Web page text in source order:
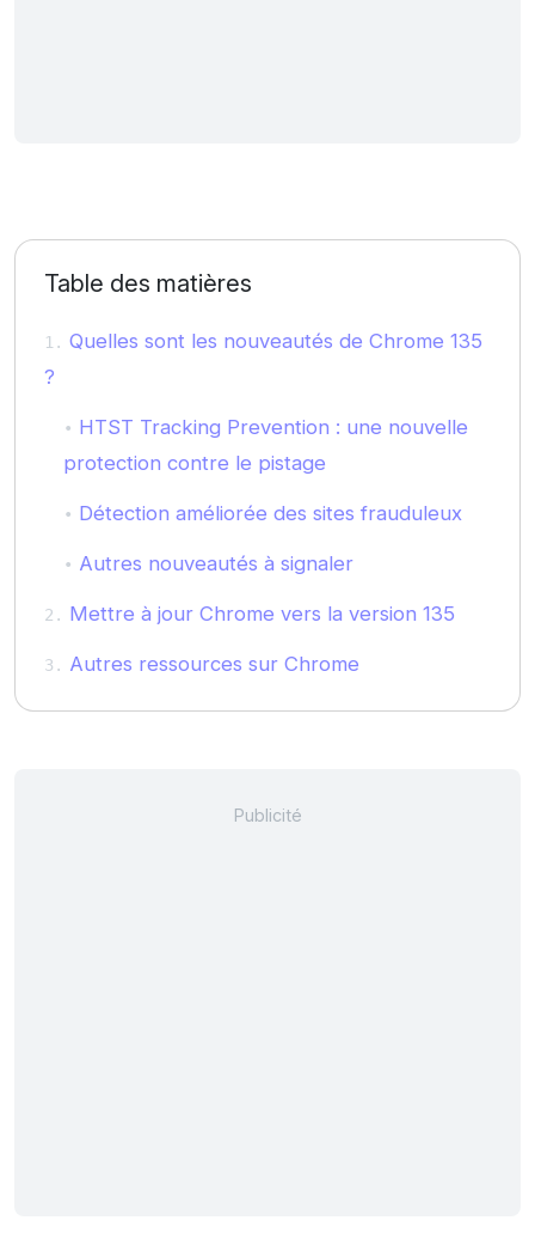
Table des matières
Quelles sont les nouveautés de Chrome 135
?
HTST Tracking Prevention : une nouvelle
protection contre le pistage
Détection améliorée des sites frauduleux
Autres nouveautés à signaler
Mettre à jour Chrome vers la version 135
Autres ressources sur Chrome